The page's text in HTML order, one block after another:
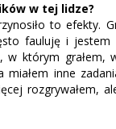
w tej lidze?
to efekty.
fauluję i jestem
którym grałem,
inne
rozgrywałem,